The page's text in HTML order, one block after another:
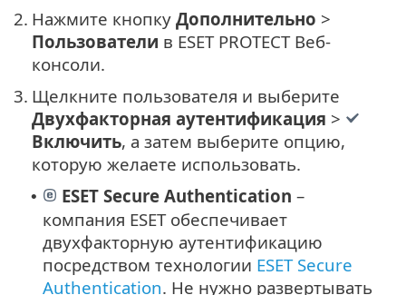
2. Нажмите кнопку Дополнительно >
Пользователи в ESET PROTECT Веб-
консоли.
3. Щелкните пользователя и выберите
Двухфакторная аутентификация >
Включить, а затем выберите опцию,
которую желаете использовать.
• ESET Secure Authentication –
компания ESET обеспечивает
двухфакторную аутентификацию
посредством технологии ESET Secure
Authentication. Не нужно развертывать